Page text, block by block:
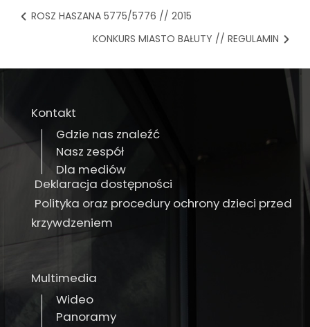
ROSZ HASZANA 5775/5776 // 2015
KONKURS MIASTO BAŁUTY // REGULAMIN
Kontakt
Gdzie nas znaleźć
Nasz zespół
Dla mediów
Deklaracja dostępności
Polityka oraz procedury ochrony dzieci przed
krzywdzeniem
Multimedia
Wideo
Panoramy